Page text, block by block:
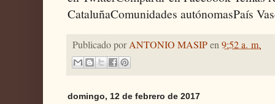
CataluñaComunidades autónomasPaís
Publicado porANTONIO MASIPen9:52 a. m.
domingo, 12 de febrero de 2017